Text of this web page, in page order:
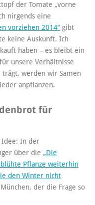
der Tomate „vorne
nirgends eine
vorziehen 2014“ gibt
keine Auskunft. Ich
haben – es bleibt ein
unsere Verhältnisse
werden wir Samen
anpflanzen.
für
Idee: In der
über die „Die
Pflanze weiterhin
den Winter nicht
der die Frage so